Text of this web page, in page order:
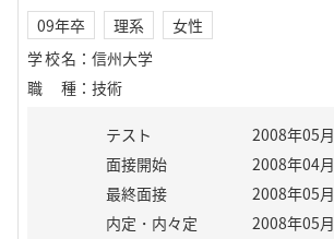
09年卒 理系
女性
学校名 ： 信州大学
職種 ： 技術
テスト
2008年05月
面接開始
2008年04月
最終面接
2008年05月
内定・内々定
2008年05月